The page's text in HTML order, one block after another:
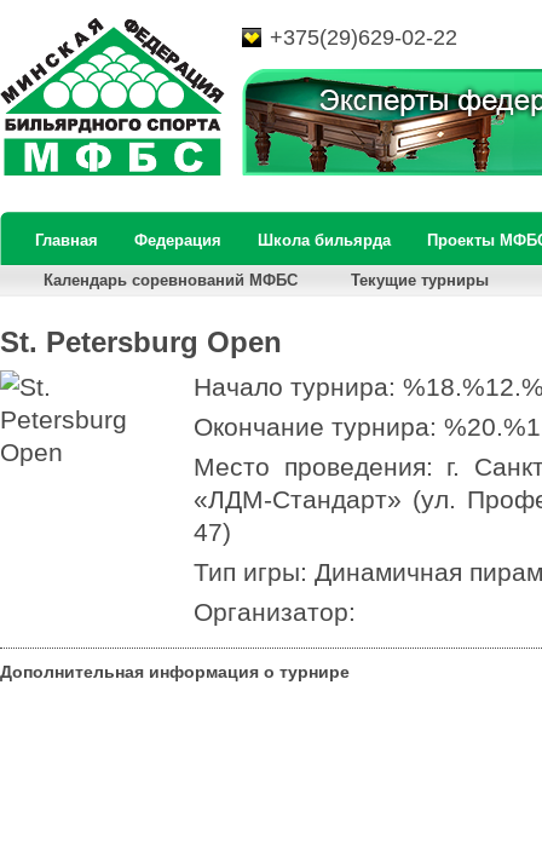
+375(29)629-02-22
Главная Федерация Школа бильярда Проекты
Календарь соревнований МФБС Текущие турниры
St. Petersburg Open
Начало турнира:
Окончание турнира:
Место проведения: г.
«ЛДМ-Стандарт» (ул.
47)
Тип игры: Динамичная
Организатор:
Дополнительная информация о турнире